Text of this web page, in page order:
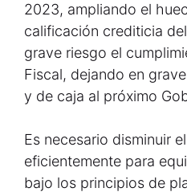
2023, ampliando el
calificación crediticia
grave riesgo el
Fiscal, dejando en
y de caja al próximo
Es necesario disminuir
eficientemente para
bajo los principios de